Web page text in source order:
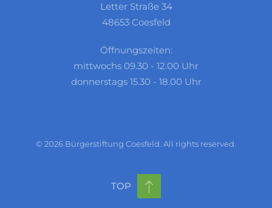
Letter Straße 34
48653 Coesfeld
Öffnungszeiten:
mittwochs 09.30 - 12.00 Uhr
donnerstags 15.30 - 18.00 Uhr
© 2026 Bürgerstiftung Coesfeld. All rights reserved.
TOP